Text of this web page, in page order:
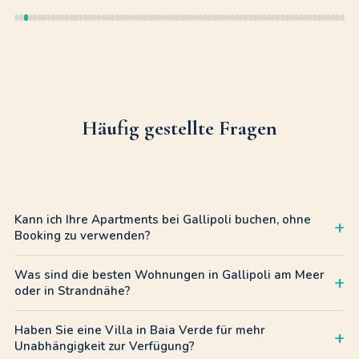
Häufig gestellte Fragen
Kann ich Ihre Apartments bei Gallipoli buchen, ohne
Booking zu verwenden?
+
vermeiden. Im Vergleich zu einer Wohnungsanzeige in Gallipoli
WhatsApp.
Was sind die besten Wohnungen in Gallipoli am Meer
oder in Strandnähe?
+
zwischen 80 und 450 Metern vom Ufer entfernt. Egal, ob Sie
Haben Sie eine Villa in Baia Verde für mehr
Unabhängigkeit zur Verfügung?
+